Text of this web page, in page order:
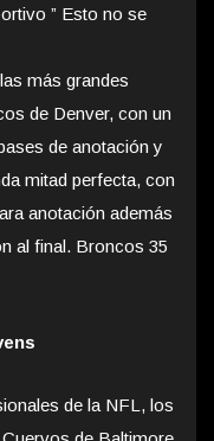
” Esto no se
más grandes
de Denver, con un
de anotación y
mitad perfecta, con
anotación además
al final. Broncos 35
de la NFL, los